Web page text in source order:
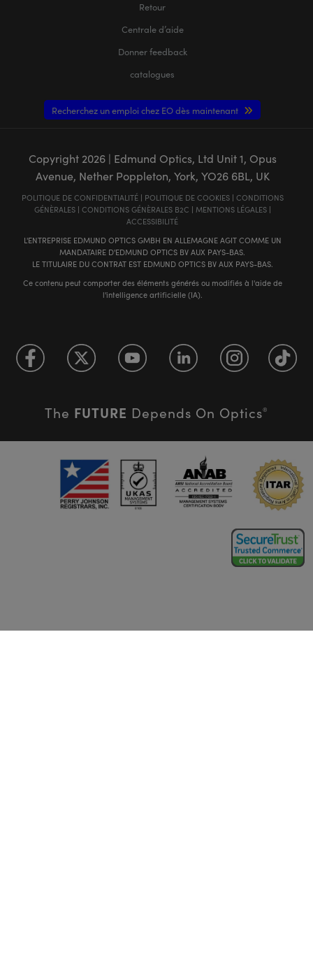
Retour
Centrale d’aide
Donner feedback
catalogues
Recherchez un emploi chez EO dès maintenant
Copyright 2026| Edmund Optics, Ltd Unit 1, Opus
Avenue, Nether Poppleton, York, YO26 6BL, UK
POLITIQUE DE CONFIDENTIALITÉ| POLITIQUE DE COOKIES| CONDITIONS
GÉNÈRALES| CONDITIONS GÉNÈRALES B2C | MENTIONS LÉGALES|
ACCESSIBILITÉ
L'ENTREPRISE EDMUND OPTICS GMBH EN ALLEMAGNE AGIT COMME UN
MANDATAIRE D'EDMUND OPTICS BV AUX PAYS-BAS.
LE TITULAIRE DU CONTRAT EST EDMUND OPTICS BV AUX PAYS-BAS.
Ce contenu peut comporter des éléments générés ou modifiés à l'aide de
l'intelligence artificielle (IA).
The FUTURE Depends On Optics®